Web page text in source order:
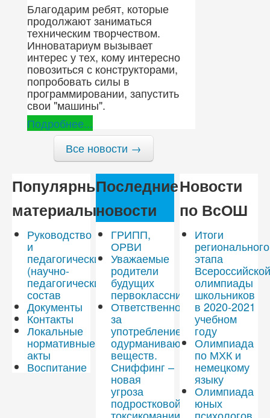
Благодарим ребят, которые
продолжают заниматься
техническим творчеством.
Инноватариум вызывает
интерес у тех, кому интересно
повозиться с конструкторами,
попробовать силы в
программировании, запустить
свои "машины".
Подробнее...
Все новости →
Популярные
материалы
Руководство
и
педагогический
(научно-
педагогический)
состав
Документы
Контакты
Локальные
нормативные
акты
Воспитание
Последние
новости
ГРИПП,
ОРВИ
Уважаемые
родители
будущих
первоклассников!
Ответственность
за
употребление
одурманивающих
веществ.
Сниффинг –
новая
угроза
подростковой
Новости
по ВсОШ
Итоги
регионального
этапа
Всероссийской
олимпиады
школьников
в 2020-2021
учебном
году
Олимпиада
по МХК и
немецкому
языку
Олимпиада
юных